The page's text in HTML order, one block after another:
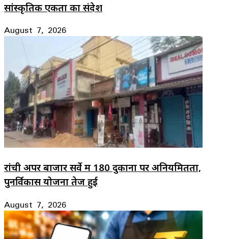
सांस्कृतिक एकता का संदेश
August 7, 2026
रांची अपर बाजार सर्वे में 180 दुकानों पर अनियमितता,
पुनर्विकास योजना तेज हुई
August 7, 2026